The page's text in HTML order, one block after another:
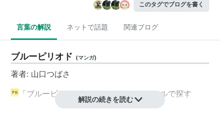
このタグでブログを書く
言葉の解説 ネットで話題 関連ブログ
ブルーピリオド (マンガ)
著者: 山口つばさ
「ブルーピリオド」のマンガのコマをアルで探す
解説の続きを読む